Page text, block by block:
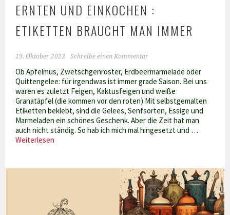
ERNTEN UND EINKOCHEN :
ETIKETTEN BRAUCHT MAN IMMER
19. Oktober 2023 Schreibe einen Kommentar
Ob Apfelmus, Zwetschgenröster, Erdbeermarmelade oder
Quittengelee: für irgendwas ist immer grade Saison. Bei uns
waren es zuletzt Feigen, Kaktusfeigen und weiße
Granatäpfel (die kommen vor den roten).Mit selbstgemalten
Etiketten beklebt, sind die Gelees, Senfsorten, Essige und
Marmeladen ein schönes Geschenk. Aber die Zeit hat man
auch nicht ständig. So hab ich mich mal hingesetzt und …
Weiterlesen
:
man
immer